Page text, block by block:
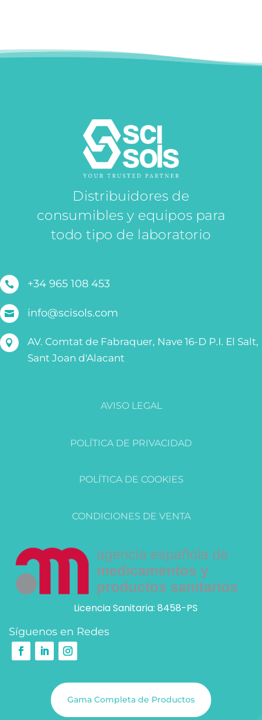
Distribuidores de
consumibles y equipos para
todo tipo de laboratorio
 +34 965 108 453
 info@scisols.com

AV. Comtat de Fabraquer, Nave 16-D P.I. El Salt,
Sant Joan d'Alacant
AVISO LEGAL
POLÍTICA DE PRIVACIDAD
POLÍTICA DE COOKIES
CONDICIONES DE VENTA
Licencia Sanitaria: 8458-PS
Síguenos en Redes
Gama Completa de Productos